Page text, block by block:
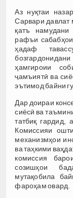
Аз нуқтаи
Сарвари
қатъ
рафъи
ҳадаф
ҳамгироии
ҷамъиятӣ ва
эътимод байни
Дар доираи
сиёсӣ ва
татбиқ гардид,
Комиссияи
механизмҳои
ва таҳкими
комиссия
созишҳои
мутақобила
фароҳам овард.